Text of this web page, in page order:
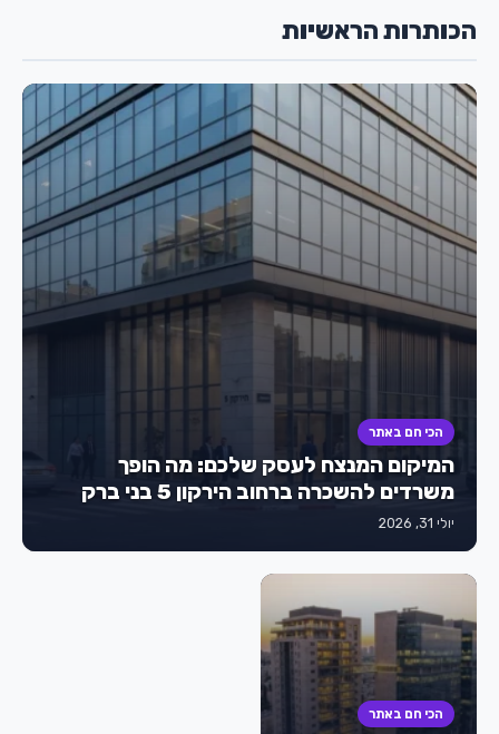
הכותרות הראשיות
הכי חם באתר
המיקום המנצח לעסק שלכם: מה הופך
משרדים להשכרה ברחוב הירקון 5 בני ברק
למבוקשים כל כך?
יולי 31, 2026
הכי חם באתר